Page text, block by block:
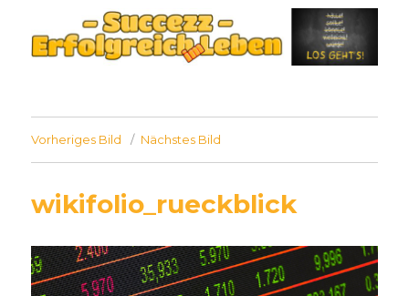
Vorheriges Bild Nächstes Bild
wikifolio_rueckblick